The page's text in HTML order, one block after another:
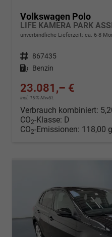
Volkswagen Polo
LIFE KAMERA PARK
unverbindliche Lieferzeit: ca. 6-8
Fahrzeugnr. 867435
Kraftstoff Benzin
23.081,– €
incl. 19% MwSt.
Verbrauch kombiniert:
CO2-Klasse: D
CO2-Emissionen: 118,00